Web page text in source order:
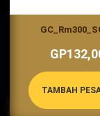
TAMBAH